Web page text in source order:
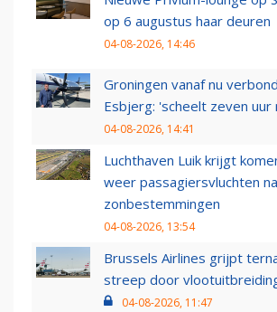
op 6 augustus haar deuren
04-08-2026, 14:46
Groningen vanaf nu
Esbjerg: 'scheelt zeven uur
04-08-2026, 14:41
Luchthaven Luik krijgt
weer passagiersvluchten
zonbestemmingen
04-08-2026, 13:54
Brussels Airlines grijpt
streep door
04-08-2026, 11:47